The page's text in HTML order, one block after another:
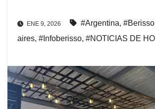
ENE 9, 2026 #Argentina, #Berisso
aires, #Infoberisso, #NOTICIAS DE